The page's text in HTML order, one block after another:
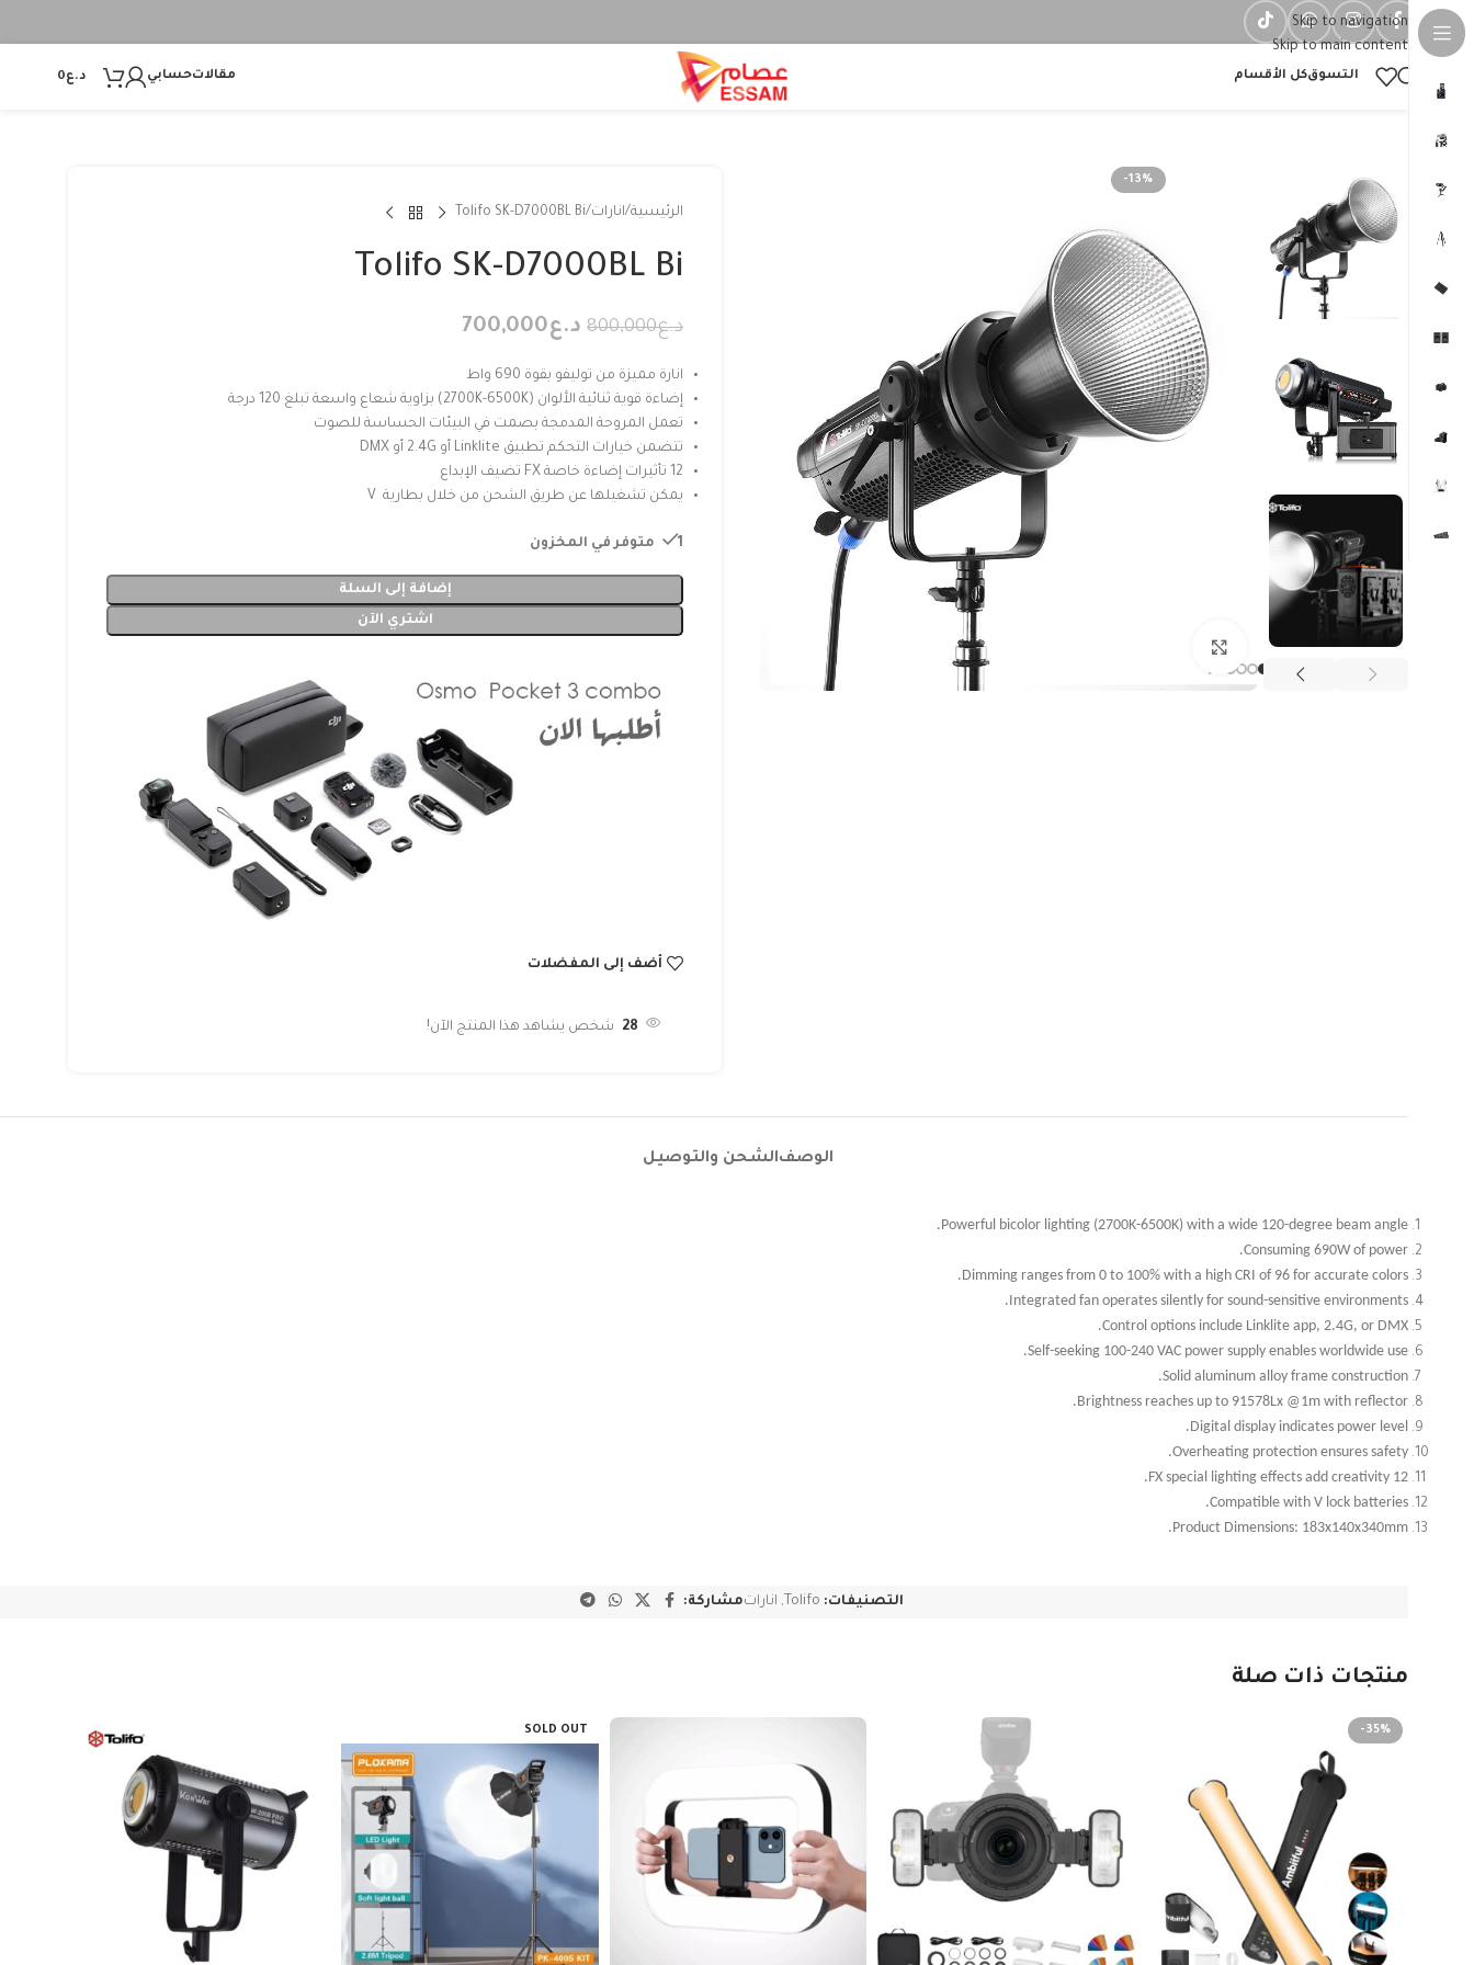
Skip to navigation
Skip to main content
التسوقكل الأقسام مقالاتحسابي د.ع0
-13%
الرئيسية انارات Tolifo SK-D7000BL Bi
Tolifo SK-D7000BL Bi
د.ع800,000 د.ع700,000
انارة مميزة من توليفو بقوة 690 واط
إضاءة قوية ثنائية الألوان (2700K-6500K) بزاوية شعاع واسعة تبلغ 120 درجة
تعمل المروحة المدمجة بصمت في البيئات الحساسة للصوت
تتضمن خيارات التحكم تطبيق Linklite أو 2.4G أو DMX
12 تأثيرات إضاءة خاصة FX تضيف الإبداع
يمكن تشغيلها عن طريق الشحن من خلال بطارية V
1 متوفر في المخزون
إضافة إلى السلة
اشتري الآن
أضف إلى المفضلات
28 شخص يشاهد هذا المنتج الآن!
الوصفالشحن والتوصيل
Powerful bicolor lighting (2700K-6500K) with a wide 120-degree beam angle.
Consuming 690W of power.
Dimming ranges from 0 to 100% with a high CRI of 96 for accurate colors.
Integrated fan operates silently for sound-sensitive environments.
Control options include Linklite app, 2.4G, or DMX.
Self-seeking 100-240 VAC power supply enables worldwide use.
Solid aluminum alloy frame construction.
Brightness reaches up to 91578Lx @1m with reflector.
Digital display indicates power level.
Overheating protection ensures safety.
12 FX special lighting effects add creativity.
Compatible with V lock batteries.
Product Dimensions: 183x140x340mm.
التصنيفات: Tolifo
, اناراتمشاركة:
منتجات ذات صلة
-35%
SOLD OUT